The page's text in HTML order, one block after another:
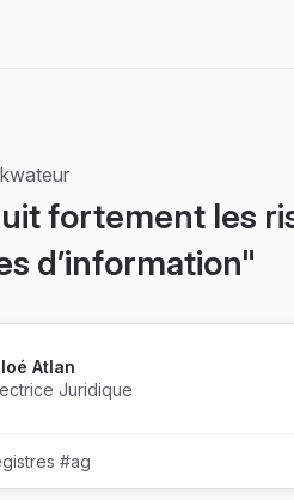
fortement les
d’information"
Atlan
Juridique
#ag